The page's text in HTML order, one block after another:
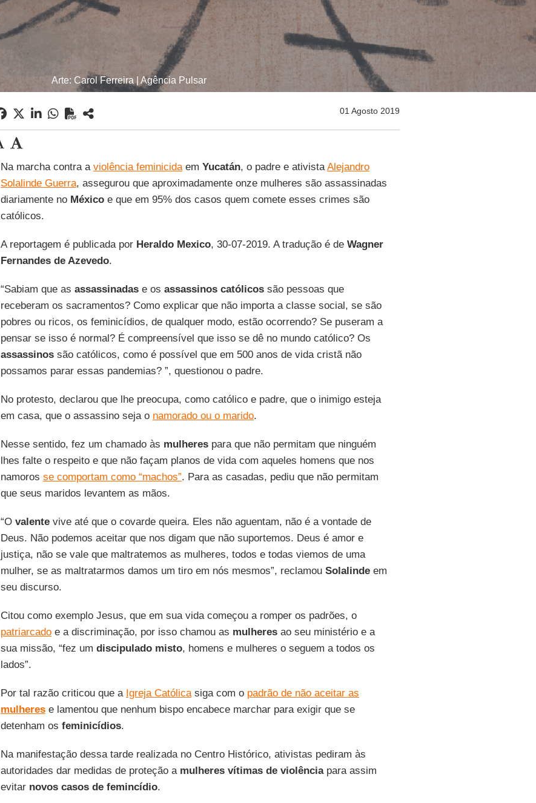
Arte: Carol Ferreira | Agência Pulsar
01 Agosto 2019
Na marcha contra a violência feminicidaem Yucatán, o padre e ativistaAlejandro
Solalinde Guerra, assegurou que aproximadamente onze mulheres são assassinadas
diariamente no Méxicoe que em 95% dos casos quem comete esses crimes são
católicos.
A reportagem é publicada por Heraldo Mexico, 30-07-2019. A tradução é de Wagner
Fernandes de Azevedo.
“Sabiam que as assassinadase os assassinos católicossão pessoas que
receberam os sacramentos? Como explicar que não importa a classe social, se são
pobres ou ricos, os feminicídios, de qualquer modo, estão ocorrendo? Se puseram a
pensar se isso é normal? É compreensível que isso se dê no mundo católico? Os
assassinossão católicos, como é possível que em 500 anos de vida cristã não
possamos parar essas pandemias? ”, questionou o padre.
No protesto, declarou que lhe preocupa, como católico e padre, que o inimigo esteja
em casa, que o assassino seja o namorado ou o marido.
Nesse sentido, fez um chamado às mulherespara que não permitam que ninguém
lhes falte o respeito e que não façam planos de vida com aqueles homens que nos
namoros se comportam como “machos”. Para as casadas, pediu que não permitam
que seus maridos levantem as mãos.
“O valentevive até que o covarde queira. Eles não aguentam, não é a vontade de
Deus. Não podemos aceitar que nos digam que não suportemos. Deus é amor e
justiça, não se vale que maltratemos as mulheres, todos e todas viemos de uma
mulher, se as maltratarmos damos um tiro em nós mesmos”, reclamou Solalindeem
seu discurso.
Citou como exemplo Jesus, que em sua vida começou a romper os padrões, o
patriarcadoe a discriminação, por isso chamou as mulheresao seu ministério e a
sua missão, “fez um discipulado misto, homens e mulheres o seguem a todos os
lados”.
Por tal razão criticou que a Igreja Católicasiga com o padrão de não aceitar as
mulherese lamentou que nenhum bispo encabece marchar para exigir que se
detenham os feminicídios.
Na manifestação dessa tarde realizada no Centro Histórico, ativistas pediram às
autoridades dar medidas de proteção a mulheres vítimas de violênciapara assim
evitar novos casos de femincídio.